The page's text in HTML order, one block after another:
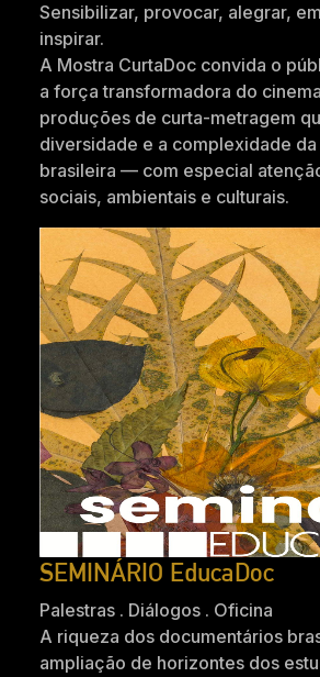
Sensibilizar, provocar, alegrar,
inspirar.
A Mostra CurtaDoc convida o
a força transformadora do
produções de curta-metragem
diversidade e a complexidade
brasileira — com especial
sociais, ambientais e culturais.
SEMINÁRIO EducaDoc
Palestras . Diálogos . Oficina
A riqueza dos documentários
ampliação de horizontes dos